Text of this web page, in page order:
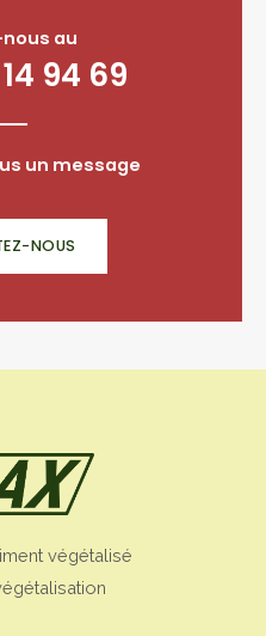
au
94 69
un message
NOUS
végétalisé